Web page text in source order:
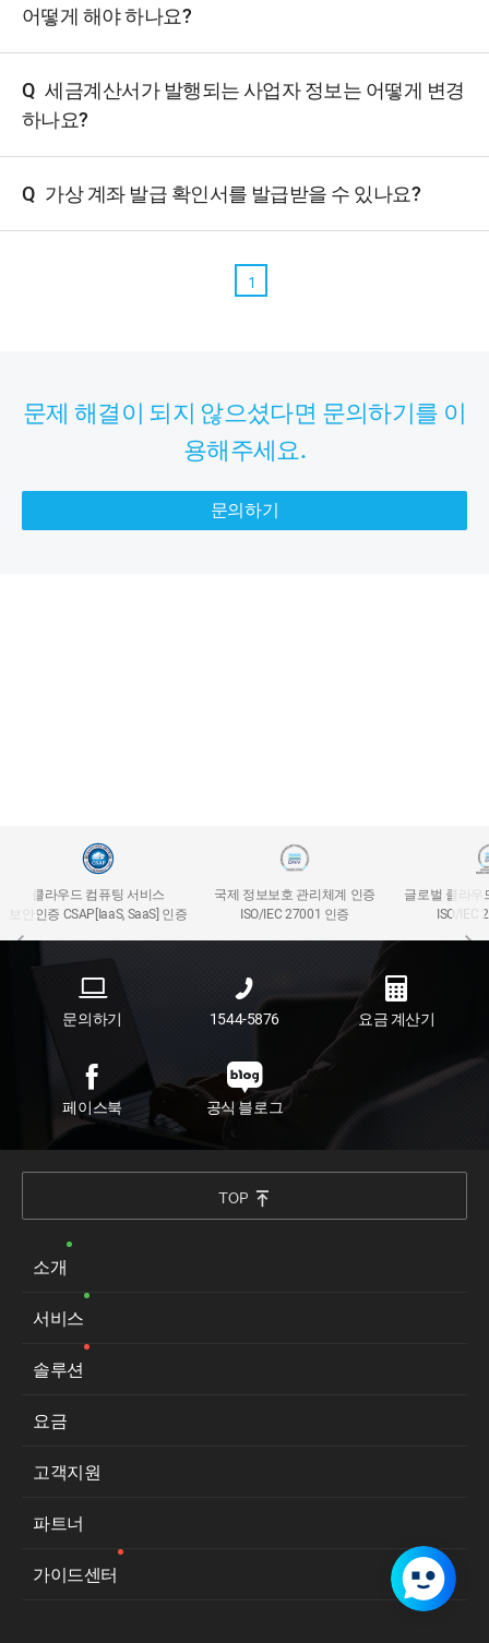
어떻게 해야 하나요?
Q 세금계산서가 발행되는 사업자 정보는 어떻게 변경
하나요?
Q 가상 계좌 발급 확인서를 발급받을 수 있나요?
1
문제 해결이 되지 않으셨다면 문의하기를 이
용해주세요.
문의하기
클라우드 컴퓨팅 서비스
보안인증 CSAP[IaaS, SaaS] 인증
국제 정보보호 관리체계 인증
ISO/IEC 27001 인증
글로벌 클라우
ISO/IEC
문의하기 1544-5876 요금 계산기
페이스북 공식 블로그
TOP
소개
서비스
솔루션
요금
고객지원
파트너
가이드센터